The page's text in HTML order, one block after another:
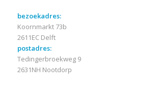
bezoekadres:
Koornmarkt 73b
2611EC Delft
postadres:
Tedingerbroekweg 9
2631NH Nootdorp